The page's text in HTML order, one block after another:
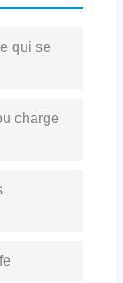
qui se
charge